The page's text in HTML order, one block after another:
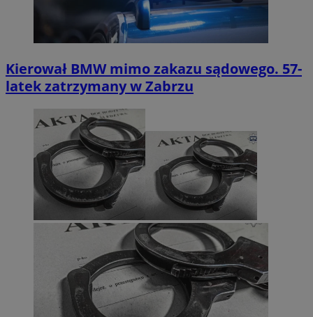
Kierował BMW mimo zakazu sądowego. 57-
latek zatrzymany w Zabrzu